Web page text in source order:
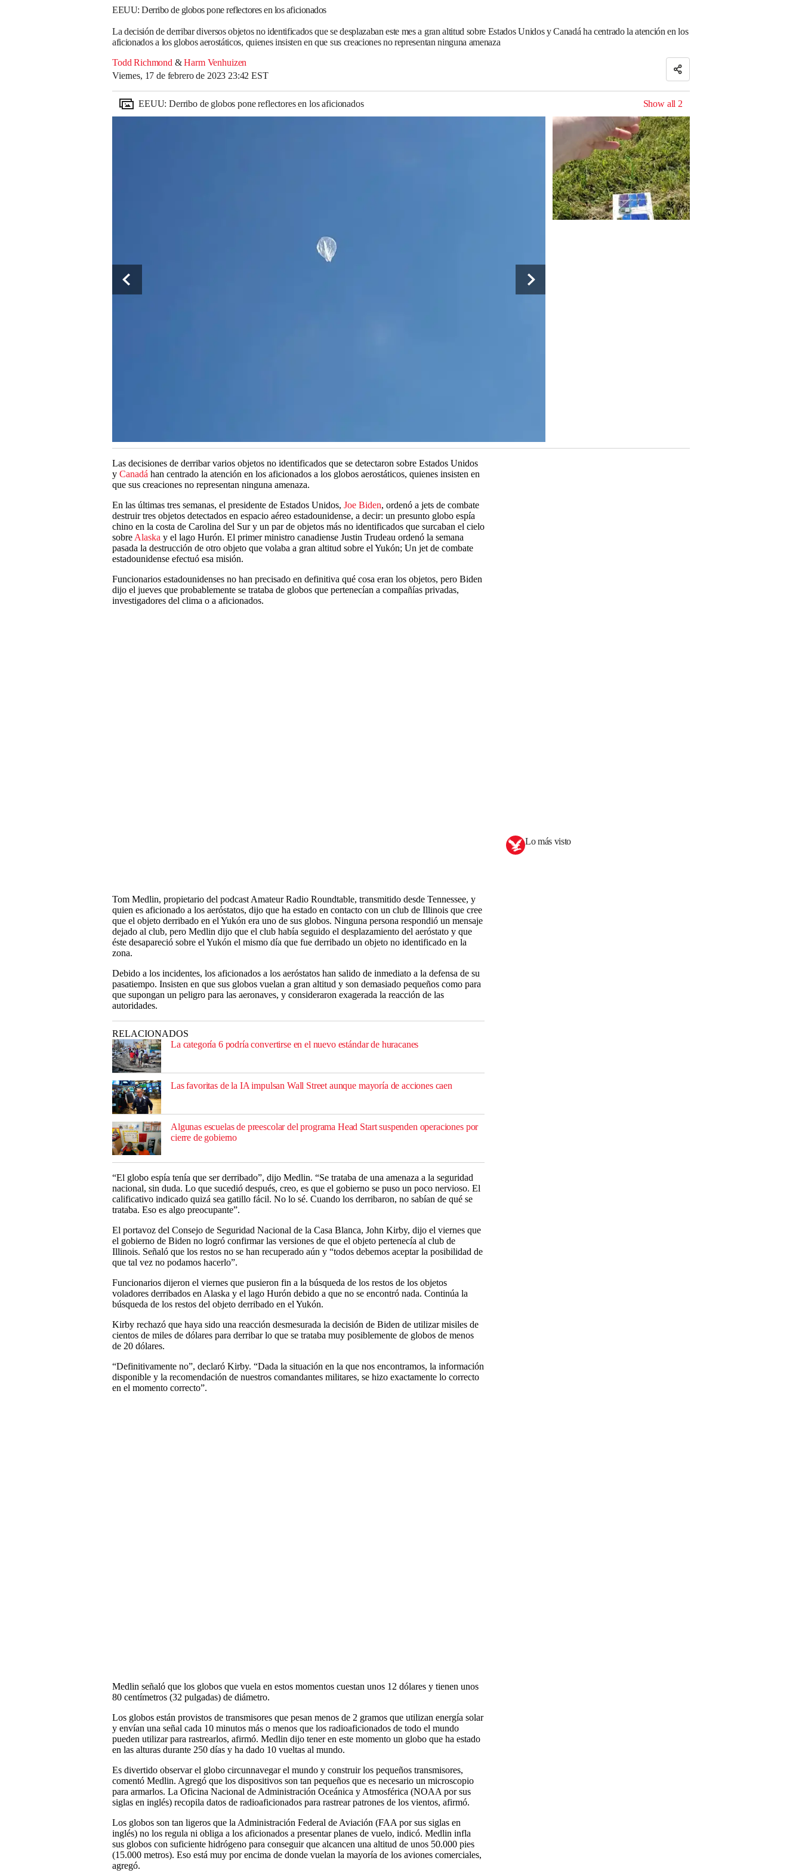
EEUU: Derribo de globos pone reflectores en los aficionados
La decisión de derribar diversos objetos no identificados que se desplazaban este mes a gran altitud sobre Estados Unidos y Canadá ha centrado la atención en los
aficionados a los globos aerostáticos, quienes insisten en que sus creaciones no representan ninguna amenaza
Todd Richmond & Harm Venhuizen
Viernes, 17 de febrero de 2023 23:42 EST
EEUU: Derribo de globos pone reflectores en los aficionados Show all 2
Las decisiones de derribar varios objetos no identificados que se detectaron sobre Estados Unidos
y Canadá han centrado la atención en los aficionados a los globos aerostáticos, quienes insisten en
que sus creaciones no representan ninguna amenaza.
En las últimas tres semanas, el presidente de Estados Unidos, Joe Biden, ordenó a jets de combate
destruir tres objetos detectados en espacio aéreo estadounidense, a decir: un presunto globo espía
chino en la costa de Carolina del Sur y un par de objetos más no identificados que surcaban el cielo
sobre Alaska y el lago Hurón. El primer ministro canadiense Justin Trudeau ordenó la semana
pasada la destrucción de otro objeto que volaba a gran altitud sobre el Yukón; Un jet de combate
estadounidense efectuó esa misión.
Funcionarios estadounidenses no han precisado en definitiva qué cosa eran los objetos, pero Biden
dijo el jueves que probablemente se trataba de globos que pertenecían a compañías privadas,
investigadores del clima o a aficionados.
Tom Medlin, propietario del podcast Amateur Radio Roundtable, transmitido desde Tennessee, y
quien es aficionado a los aeróstatos, dijo que ha estado en contacto con un club de Illinois que cree
que el objeto derribado en el Yukón era uno de sus globos. Ninguna persona respondió un mensaje
dejado al club, pero Medlin dijo que el club había seguido el desplazamiento del aeróstato y que
éste desapareció sobre el Yukón el mismo día que fue derribado un objeto no identificado en la
zona.
Debido a los incidentes, los aficionados a los aeróstatos han salido de inmediato a la defensa de su
pasatiempo. Insisten en que sus globos vuelan a gran altitud y son demasiado pequeños como para
que supongan un peligro para las aeronaves, y consideraron exagerada la reacción de las
autoridades.
RELACIONADOS
La categoría 6 podría convertirse en el nuevo estándar de huracanes
Las favoritas de la IA impulsan Wall Street aunque mayoría de acciones caen
Algunas escuelas de preescolar del programa Head Start suspenden operaciones por
cierre de gobierno
“El globo espía tenía que ser derribado”, dijo Medlin. “Se trataba de una amenaza a la seguridad
nacional, sin duda. Lo que sucedió después, creo, es que el gobierno se puso un poco nervioso. El
calificativo indicado quizá sea gatillo fácil. No lo sé. Cuando los derribaron, no sabían de qué se
trataba. Eso es algo preocupante”.
El portavoz del Consejo de Seguridad Nacional de la Casa Blanca, John Kirby, dijo el viernes que
el gobierno de Biden no logró confirmar las versiones de que el objeto pertenecía al club de
Illinois. Señaló que los restos no se han recuperado aún y “todos debemos aceptar la posibilidad de
que tal vez no podamos hacerlo”.
Funcionarios dijeron el viernes que pusieron fin a la búsqueda de los restos de los objetos
voladores derribados en Alaska y el lago Hurón debido a que no se encontró nada. Continúa la
búsqueda de los restos del objeto derribado en el Yukón.
Kirby rechazó que haya sido una reacción desmesurada la decisión de Biden de utilizar misiles de
cientos de miles de dólares para derribar lo que se trataba muy posiblemente de globos de menos
de 20 dólares.
“Definitivamente no”, declaró Kirby. “Dada la situación en la que nos encontramos, la información
disponible y la recomendación de nuestros comandantes militares, se hizo exactamente lo correcto
en el momento correcto”.
Medlin señaló que los globos que vuela en estos momentos cuestan unos 12 dólares y tienen unos
80 centímetros (32 pulgadas) de diámetro.
Los globos están provistos de transmisores que pesan menos de 2 gramos que utilizan energía solar
y envían una señal cada 10 minutos más o menos que los radioaficionados de todo el mundo
pueden utilizar para rastrearlos, afirmó. Medlin dijo tener en este momento un globo que ha estado
en las alturas durante 250 días y ha dado 10 vueltas al mundo.
Es divertido observar el globo circunnavegar el mundo y construir los pequeños transmisores,
comentó Medlin. Agregó que los dispositivos son tan pequeños que es necesario un microscopio
para armarlos. La Oficina Nacional de Administración Oceánica y Atmosférica (NOAA por sus
siglas en inglés) recopila datos de radioaficionados para rastrear patrones de los vientos, afirmó.
Los globos son tan ligeros que la Administración Federal de Aviación (FAA por sus siglas en
inglés) no los regula ni obliga a los aficionados a presentar planes de vuelo, indicó. Medlin infla
sus globos con suficiente hidrógeno para conseguir que alcancen una altitud de unos 50.000 pies
(15.000 metros). Eso está muy por encima de donde vuelan la mayoría de los aviones comerciales,
agregó.
Lo más visto